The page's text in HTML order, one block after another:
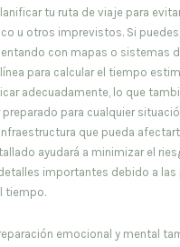
tu ruta de viaje para
u otros imprevistos. Si
con mapas o sistemas
para calcular el tiempo
adecuadamente, lo que
para cualquier
que pueda
ayudará a minimizar el
importantes debido a las
tiempo.
emocional y mental